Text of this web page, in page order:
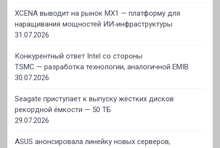
XCENA выводит на рынок MX1 — платформу для
наращивания мощностей ИИ‑инфраструктуры
31.07.2026
Конкурентный ответ Intel со стороны
TSMC — разработка технологии, аналогичной EMIB
30.07.2026
Seagate приступает к выпуску жёстких дисков
рекордной ёмкости — 50 ТБ
29.07.2026
ASUS анонсировала линейку новых серверов,